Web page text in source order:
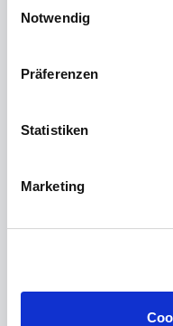
Notwendig
Präferenzen
Statistiken
Marketing
Objekt-ID 01662
zu den Details